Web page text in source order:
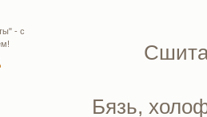
- с
Бязь,